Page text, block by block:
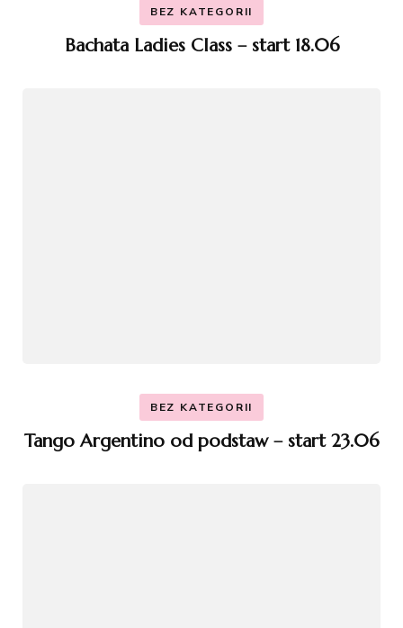
BEZ KATEGORII
Bachata Ladies Class – start 18.06
BEZ KATEGORII
Tango Argentino od podstaw – start 23.06